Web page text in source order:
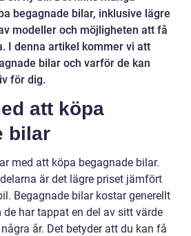
begagnade bilar, inklusive lägre
modeller och möjligheten att få
I denna artikel kommer vi att
bilar och varför de kan
för dig.
att köpa
bilar
med att köpa begagnade bilar.
är det lägre priset jämfört
Begagnade bilar kostar generellt
har tappat en del av sitt värde
år. Det betyder att du kan få